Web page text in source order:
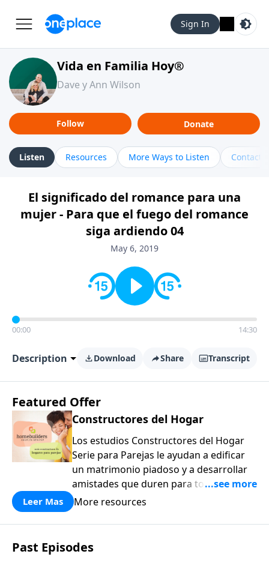
Sign In
Vida en Familia Hoy®
Dave y Ann Wilson
Follow Donate
Listen Resources More Ways to Listen Contact
El significado del romance para una
mujer - Para que el fuego del romance
siga ardiendo 04
May 6, 2019
00:00 14:30
Description Download Share Transcript
Featured Offer
Constructores del Hogar
Los estudios Constructores del Hogar
Serie para Parejas le ayudan a edificar
un matrimonio piadoso y a desarrollar
amistades que duren para toda la vida.
¡Únase a uno de los estudios de grupos
a casa los principios de la Palabra de
Dios para compartirlos con su familia,
su iglesia y su comunidad!
Leer Mas More resources
Past Episodes